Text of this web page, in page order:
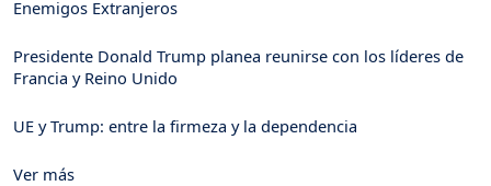
Enemigos Extranjeros
Presidente Donald Trump planea reunirse con los líderes de
Francia y Reino Unido
UE y Trump: entre la firmeza y la dependencia
Ver más